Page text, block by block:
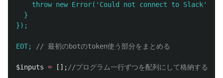
    throw new Error('Could not connect to Slack');
  }
});
EOT; // 最初のbotのtoken使う部分をまとめる
$inputs = []; //プログラム一行ずつを配列にして格納する